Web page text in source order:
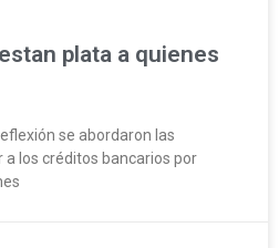
plata a quienes
se abordaron las
los créditos bancarios por